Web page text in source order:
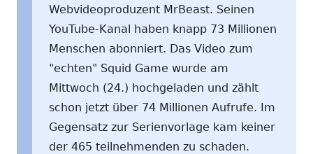
Webvideoproduzent MrBeast. Seinen
YouTube-Kanal haben knapp 73 Millionen
Menschen abonniert. Das Video zum
"echten" Squid Game wurde am
Mittwoch (24.) hochgeladen und zählt
schon jetzt über 74 Millionen Aufrufe. Im
Gegensatz zur Serienvorlage kam keiner
der 465 teilnehmenden zu schaden.